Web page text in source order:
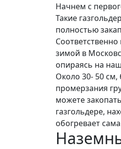
Начнем с
Такие
полностью
Соответственно
зимой в
опираясь на
Около 30- 50 см,
промерзания
можете
газгольдере,
обогревает